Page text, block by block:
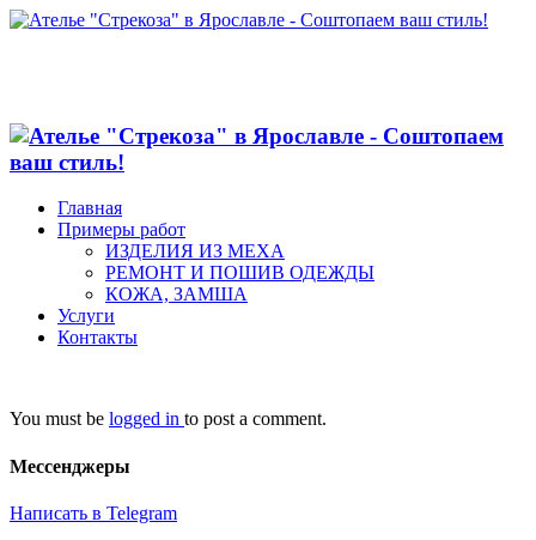
Главная
Примеры работ
ИЗДЕЛИЯ ИЗ МЕХА
РЕМОНТ И ПОШИВ ОДЕЖДЫ
КОЖА, ЗАМША
Услуги
Контакты
You must be logged in to post a comment.
Мессенджеры
Написать в Telegram